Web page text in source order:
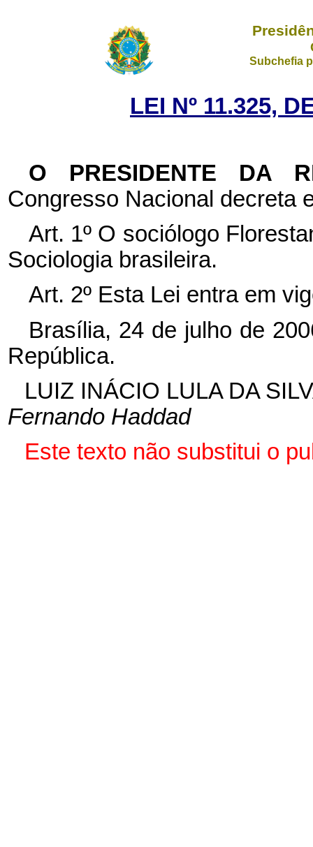
Subchefia
LEI Nº 11.325,
O PRESIDENTE DA
Congresso Nacional decreta
Art. 1º O sociólogo
Sociologia brasileira.
Art. 2º Esta Lei entra em
Brasília, 24 de julho de
República.
LUIZ INÁCIO LULA DA
Fernando Haddad
Este texto não substitui o